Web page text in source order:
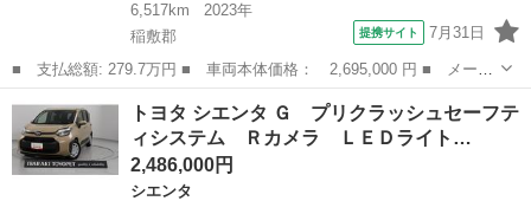
6,517km
2023年
稲敷郡
提携サイト 7月31日
■ 支払総額: 279.7万円 ■ 車両本体価格： 2,695,000 円 ■ メーカ
ー名： トヨタ ■ 車種名： シエンタ ■ グレード名： ハイブリ
ッドＺ フルセグテレビ ＴＳＳ ＬＥＤライト ドライブレコーダ
ー エア...
茨城 稲敷郡 シエンタ
トヨタ シエンタ Ｇ プリクラッシュセーフテ
ィシステム Ｒカメラ ＬＥＤライト…
2,486,000円
シエンタ